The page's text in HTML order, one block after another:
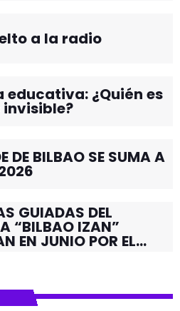
a la radio
educativa: ¿Quién es
DE BILBAO SE SUMA A
GUIADAS DEL
“BILBAO IZAN”
EN JUNIO POR EL